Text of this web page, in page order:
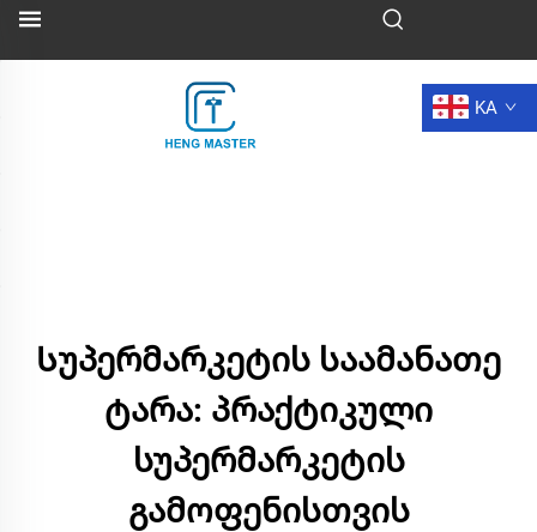
KA
Სუპერმარკეტის საამანათე
ტარა: პრაქტიკული
სუპერმარკეტის
გამოფენისთვის